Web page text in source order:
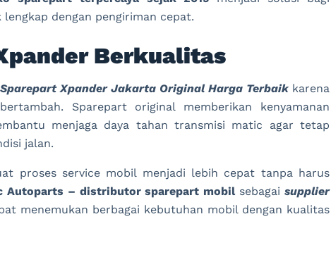
dengan pengiriman cepat.
Berkualitas
Xpander Jakarta Original Harga Terbaik karena
Sparepart original memberikan kenyamanan
menjaga daya tahan transmisi matic agar tetap
jalan.
proses service mobil menjadi lebih cepat tanpa harus
Autoparts – distributor sparepart mobilsebagaisupplier
menemukan berbagai kebutuhan mobil dengan kualitas